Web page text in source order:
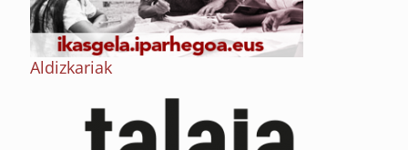
Aldizkariak